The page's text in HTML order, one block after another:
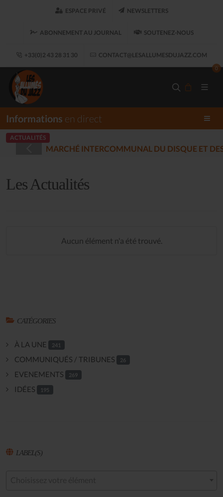
ESPACE PRIVÉ NEWSLETTERS
ABONNEMENT AU JOURNAL SOUTENEZ-NOUS
+33(0)2 43 28 31 30 CONTACT@LESALLUMESDUJAZZ.COM
0
Informations en direct
ACTUALITÉS
- PLOUARET(2025-12-17)
Les Actualités
Aucun élément n'a été trouvé.
CATÉGORIES
À LA UNE 241
COMMUNIQUÉS / TRIBUNES 26
EVENEMENTS 269
IDÉES 195
LABEL(S)